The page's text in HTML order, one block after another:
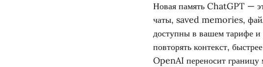
Новая память ChatGPT —
чаты, saved memories,
доступны в вашем тарифе и
повторять контекст,
OpenAI переносит